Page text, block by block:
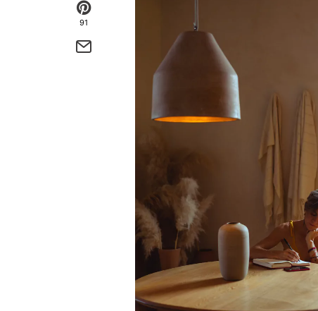
91